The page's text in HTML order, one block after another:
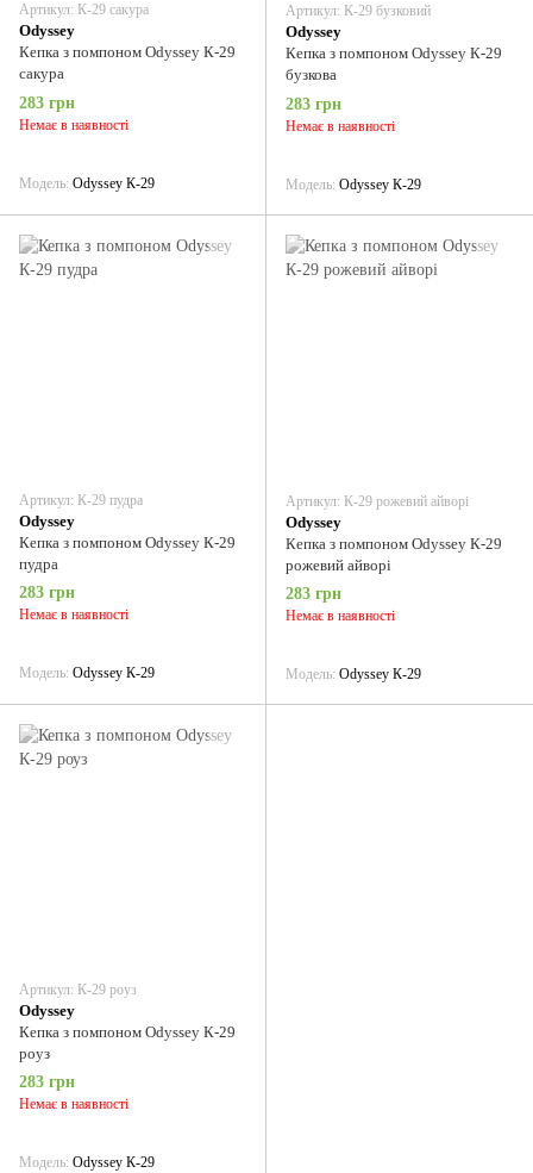
Артикул: К-29 сакура
Odyssey
Кепка з помпоном Odyssey К-29
сакура
283 грн
Немає в наявності
Модель Odyssey К-29
Артикул: К-29 бузковий
Odyssey
Кепка з помпоном Odyssey К-29
бузкова
283 грн
Немає в наявності
Модель Odyssey К-29
Артикул: К-29 пудра
Odyssey
Кепка з помпоном Odyssey К-29
пудра
283 грн
Немає в наявності
Модель Odyssey К-29
Артикул: К-29 рожевий айворі
Odyssey
Кепка з помпоном Odyssey К-29
рожевий айворі
283 грн
Немає в наявності
Модель Odyssey К-29
Артикул: К-29 роуз
Odyssey
Кепка з помпоном Odyssey К-29
роуз
283 грн
Немає в наявності
Модель Odyssey К-29